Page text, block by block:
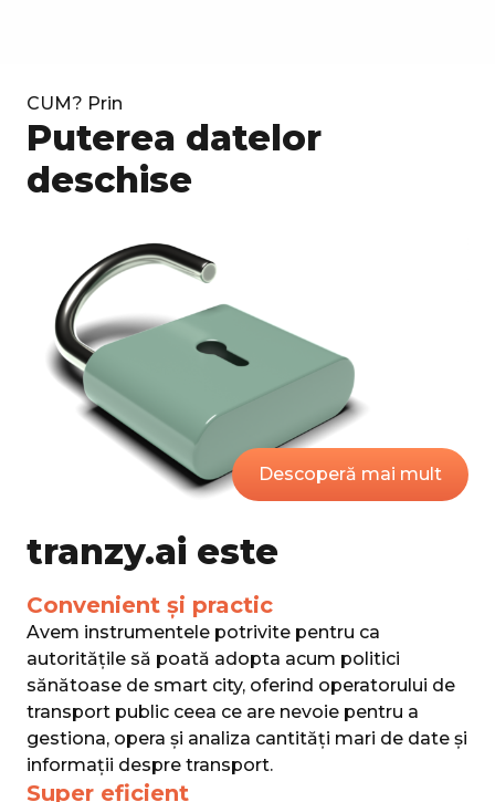
CUM? Prin
Puterea datelor
deschise
Descoperă mai mult
tranzy.ai este
Convenient şi practic
Avem instrumentele potrivite pentru ca
autoritățile să poată adopta acum politici
sănătoase de smart city, oferind operatorului de
transport public ceea ce are nevoie pentru a
gestiona, opera și analiza cantități mari de date și
informații despre transport.
Super eficient